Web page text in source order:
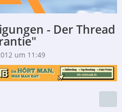
- Der Thread
um 11:49